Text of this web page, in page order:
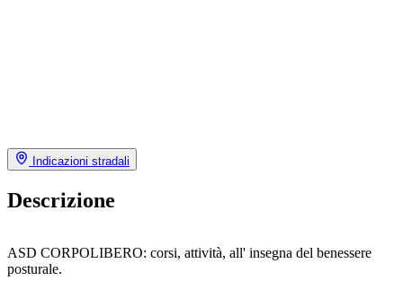
Indicazioni stradali
Descrizione
ASD CORPOLIBERO: corsi, attività, all' insegna del benessere
posturale.